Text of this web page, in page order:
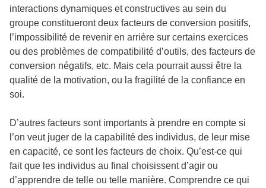
interactions dynamiques et constructives au sein du
groupe constitueront deux facteurs de conversion positifs,
l’impossibilité de revenir en arrière sur certains exercices
ou des problèmes de compatibilité d’outils, des facteurs de
conversion négatifs, etc. Mais cela pourrait aussi être la
qualité de la motivation, ou la fragilité de la confiance en
soi.
D’autres facteurs sont importants à prendre en compte si
l’on veut juger de la capabilité des individus, de leur mise
en capacité, ce sont les facteurs de choix. Qu’est-ce qui
fait que les individus au final choisissent d’agir ou
d’apprendre de telle ou telle manière. Comprendre ce qui